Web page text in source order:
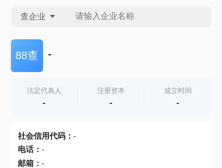
查企业
查企业
查产地
88查 -
法定代表人
-
注册资本
-
成立时间
-
社会信用代码： -
电话： -
邮箱： -